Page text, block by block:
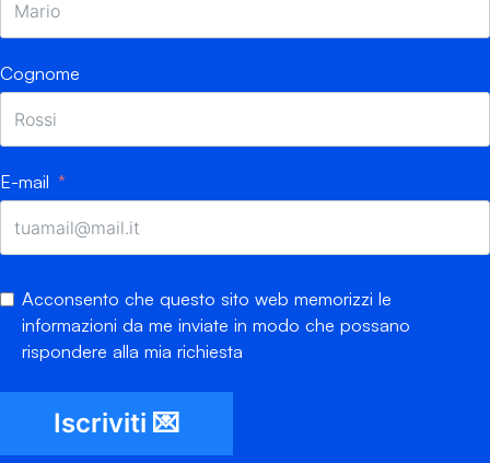
Cognome
E-mail
Acconsento che questo sito web memorizzi le
informazioni da me inviate in modo che possano
rispondere alla mia richiesta
Iscriviti 💌